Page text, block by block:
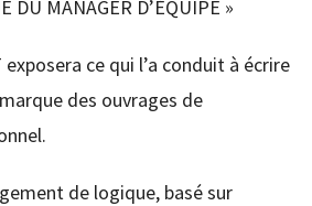
DU MANAGER D’ÉQUIPE »
exposera ce qui l’a conduit à écrire
des ouvrages de
de logique, basé sur